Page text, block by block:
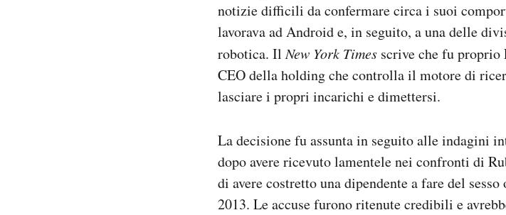
notizie difficili da confermare circa i suoi
lavorava ad Android e, in seguito, a una delle
robotica. IlNew York Times scrive che fu proprio
CEO della holding che controlla il motore di
lasciare i propri incarichi e dimettersi.
La decisione fu assunta in seguito alle indagini
dopo avere ricevuto lamentele nei confronti di
di avere costretto una dipendente a fare del
2013. Le accuse furono ritenute credibili e